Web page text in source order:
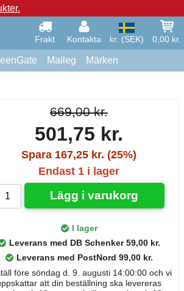
Frakt Kontakta kr. (SEK) 0,00 kr.
Maileg Märken
669,00 kr.
501,75 kr.
Spara 167,25 kr. (25%)
Endast 1 i lager
Lägg i varukorg
I lager
Leverans med DB Schenker 59,00 kr.
Leverans med PostNord 99,00 kr.
före söndag d. 9. augusti 14:00:00 och vi
att din beställning ska levereras